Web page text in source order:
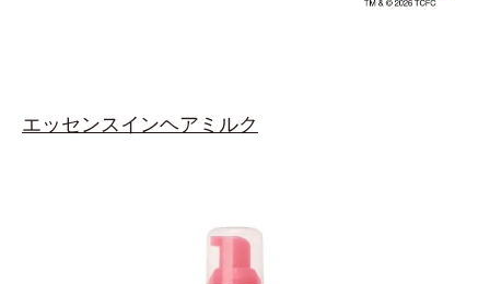
エッセンスインヘアミルク